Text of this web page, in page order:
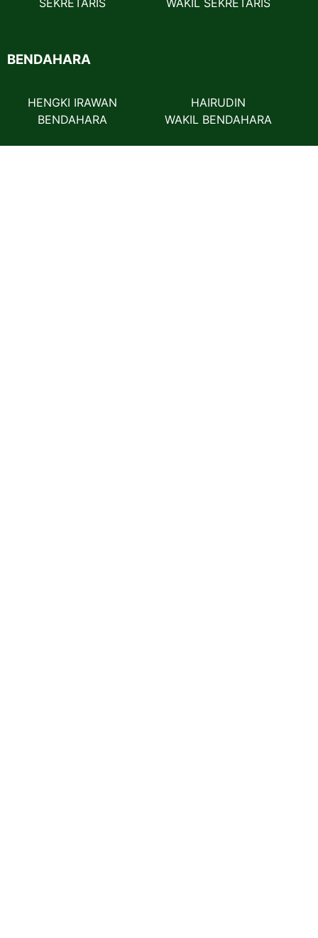
BENDAHARA
HENGKI IRAWAN
BENDAHARA
HAIRUDIN
WAKIL BENDAHARA